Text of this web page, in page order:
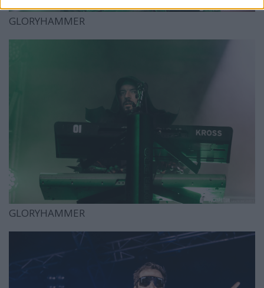
GLORYHAMMER
GLORYHAMMER